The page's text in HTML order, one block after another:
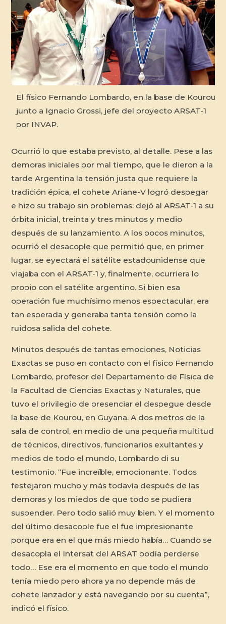
El físico Fernando Lombardo, en la base de Kourou,
junto a Ignacio Grossi, jefe del proyecto ARSAT-1
por INVAP.
Ocurrió lo que estaba previsto, al detalle. Pese a las
demoras iniciales por mal tiempo, que le dieron a la
tarde Argentina la tensión justa que requiere la
tradición épica, el cohete Ariane-V logró despegar
e hizo su trabajo sin problemas: dejó al ARSAT-1 a su
órbita inicial, treinta y tres minutos y medio
después de su lanzamiento. A los pocos minutos,
ocurrió el desacople que permitió que, en primer
lugar, se eyectará el satélite estadounidense que
viajaba con el ARSAT-1 y, finalmente, ocurriera lo
propio con el satélite argentino. Si bien esa
operación fue muchísimo menos espectacular, era
tan esperada y generaba tanta tensión como la
ruidosa salida del cohete.
Minutos después de tantas emociones, Noticias
Exactas se puso en contacto con el físico Fernando
Lombardo, profesor del Departamento de Física de
la Facultad de Ciencias Exactas y Naturales, que
tuvo el privilegio de presenciar el despegue desde
la base de Kourou, en Guyana. A dos metros de la
sala de control, en medio de una pequeña multitud
de técnicos, directivos, funcionarios exultantes y
medios de todo el mundo, Lombardo di su
testimonio. “Fue increíble, emocionante. Todos
festejaron mucho y más todavía después de las
demoras y los miedos de que todo se pudiera
suspender. Pero todo salió muy bien. Y el momento
del último desacople fue el fue impresionante
porque era en el que más miedo había… Cuando se
desacopla el Intersat del ARSAT podía perderse
todo… Ese era el momento en que todo el mundo
tenía miedo pero ahora ya no depende más de
cohete lanzador y está navegando por su cuenta”,
indicó el físico.